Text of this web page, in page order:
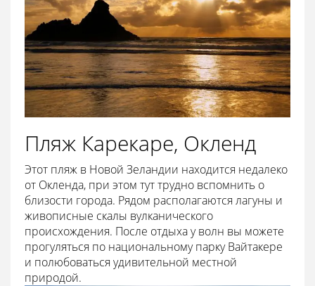
Пляж Карекаре, Окленд
Этот пляж в Новой Зеландии находится недалеко
от Окленда, при этом тут трудно вспомнить о
близости города. Рядом располагаются лагуны и
живописные скалы вулканического
происхождения. После отдыха у волн вы можете
прогуляться по национальному парку Вайтакере
и полюбоваться удивительной местной
природой.